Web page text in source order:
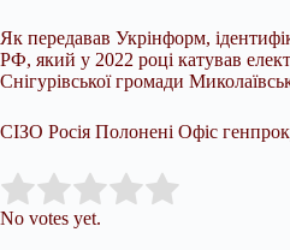
Як передавав Укрінформ,
РФ, який у 2022 році катував
Снігурівської громади
СІЗО Росія Полонені Офіс
Rate this item:
No votes yet.